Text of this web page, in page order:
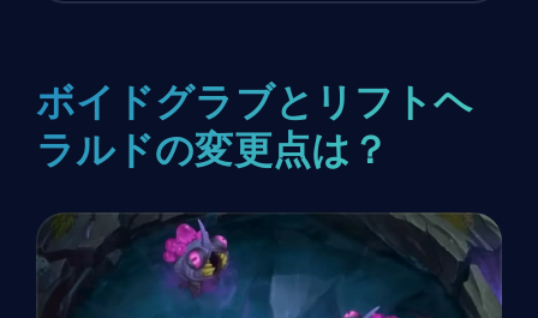
ボイドグラブとリフトヘ
ラルドの変更点は？